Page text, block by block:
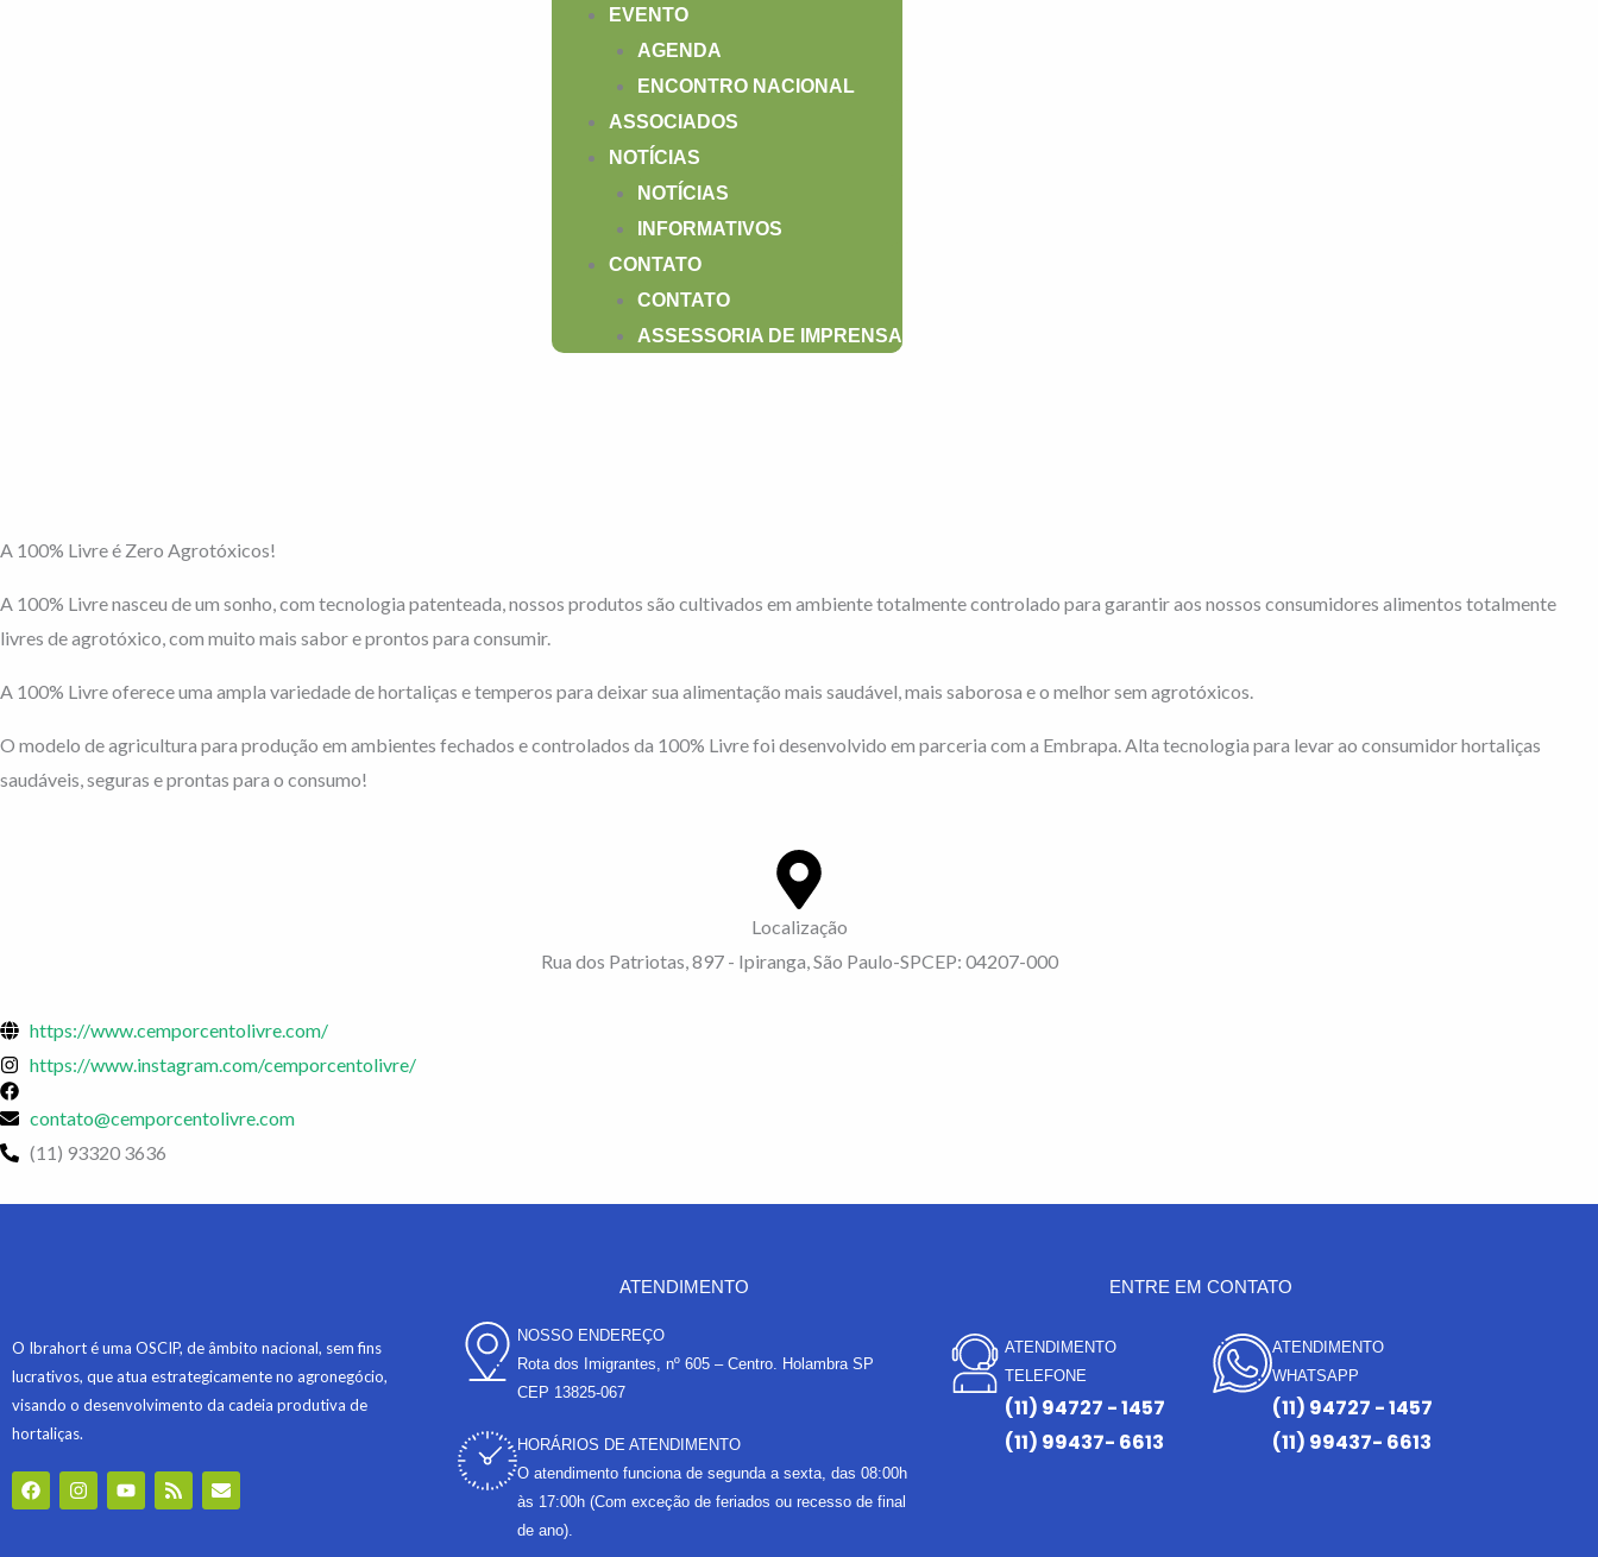
EVENTO
AGENDA
ENCONTRO NACIONAL
ASSOCIADOS
NOTÍCIAS
NOTÍCIAS
INFORMATIVOS
CONTATO
CONTATO
ASSESSORIA DE IMPRENSA
A 100% Livre é Zero Agrotóxicos!
A 100% Livre nasceu de um sonho, com tecnologia patenteada, nossos produtos são cultivados em ambiente totalmente controlado para garantir aos nossos consumidores alimentos totalmente
livres de agrotóxico, com muito mais sabor e prontos para consumir.
A 100% Livre oferece uma ampla variedade de hortaliças e temperos para deixar sua alimentação mais saudável, mais saborosa e o melhor sem agrotóxicos.
O modelo de agricultura para produção em ambientes fechados e controlados da 100% Livre foi desenvolvido em parceria com a Embrapa. Alta tecnologia para levar ao consumidor hortaliças
saudáveis, seguras e prontas para o consumo!
Localização
Rua dos Patriotas, 897 - Ipiranga,São Paulo-SPCEP: 04207-000
https://www.cemporcentolivre.com/
https://www.instagram.com/cemporcentolivre/
contato@cemporcentolivre.com
(11) 93320 3636
O Ibrahort é uma OSCIP, de âmbito nacional, sem fins
lucrativos, que atua estrategicamente no agronegócio,
visando o desenvolvimento da cadeia produtiva de
hortaliças.
F
a
c
I
n
s
Y
o
u
R
s
s
E
n
v
ATENDIMENTO
NOSSO ENDEREÇO
Rota dos Imigrantes, nº 605 – Centro. Holambra SP
CEP 13825-067
HORÁRIOS DE ATENDIMENTO
O atendimento funciona de segunda a sexta, das 08:00h
às 17:00h (Com exceção de feriados ou recesso de final
de ano).
ENTRE EM CONTATO
ATENDIMENTO
TELEFONE
(11) 94727 - 1457
(11) 99437- 6613
ATENDIMENTO
WHATSAPP
(11) 94727 - 1457
(11) 99437- 6613